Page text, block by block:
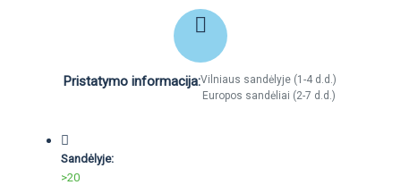
Pristatymo informacija:Vilniaus sandėlyje (1-4 d.d.)
Europos sandėliai (2-7 d.d.)
Sandėlyje:
>20